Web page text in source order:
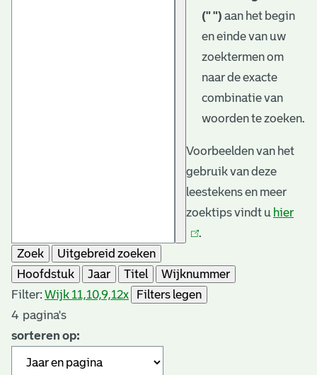
(" ") aan het begin
en einde van uw
zoektermen om
naar de exacte
combinatie van
woorden te zoeken.
Voorbeelden van het
gebruik van deze
leestekens en meer
zoektips vindt u hier
.
Zoek
Uitgebreid zoeken
Hoofdstuk
Jaar Titel
Wijknummer
Filter: Wijk 11,10,9,12x
Filters legen
4 pagina's
sorteren op: